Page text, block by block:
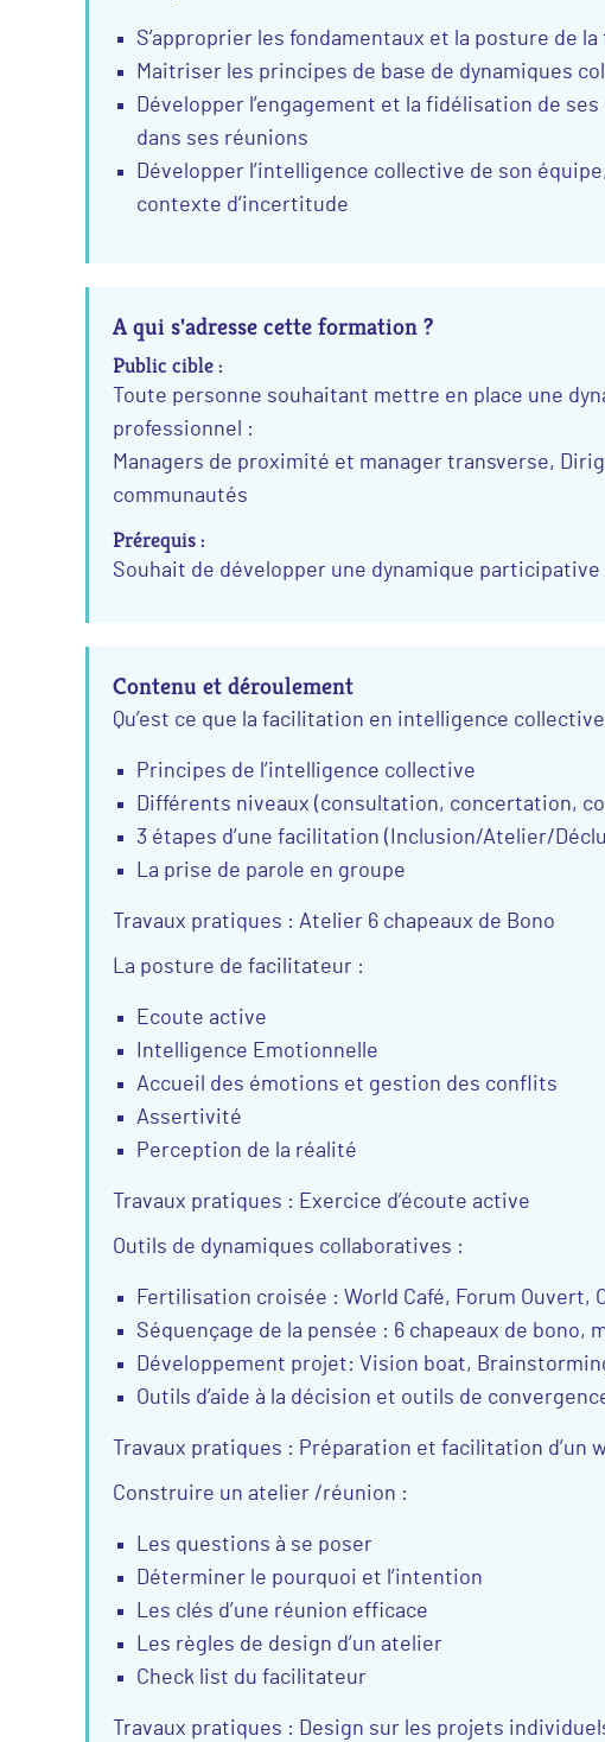
S’approprier les fondamentaux et la posture de
Maitriser les principes de base de dynamiques
Développer l’engagement et la fidélisation de
dans ses réunions
Développer l’intelligence collective de son
contexte d’incertitude
A qui s'adresse cette formation ?
Public cible :
Toute personne souhaitant mettre en place une
professionnel :
Managers de proximité et manager transverse,
communautés
Prérequis :
Souhait de développer une dynamique participative
Contenu et déroulement
Qu’est ce que la facilitation en intelligence
Principes de l’intelligence collective
Différents niveaux (consultation, concertation,
3 étapes d’une facilitation (Inclusion/Atelier/
La prise de parole en groupe
Travaux pratiques : Atelier 6 chapeaux de Bono
La posture de facilitateur :
Ecoute active
Intelligence Emotionnelle
Accueil des émotions et gestion des conflits
Assertivité
Perception de la réalité
Travaux pratiques : Exercice d’écoute active
Outils de dynamiques collaboratives :
Fertilisation croisée : World Café, Forum Ouvert,
Séquençage de la pensée : 6 chapeaux de bono,
Développement projet: Vision boat,
Outils d’aide à la décision et outils de
Travaux pratiques : Préparation et facilitation d’un
Construire un atelier /réunion :
Les questions à se poser
Déterminer le pourquoi et l’intention
Les clés d’une réunion efficace
Les règles de design d’un atelier
Check list du facilitateur
Travaux pratiques : Design sur les projets